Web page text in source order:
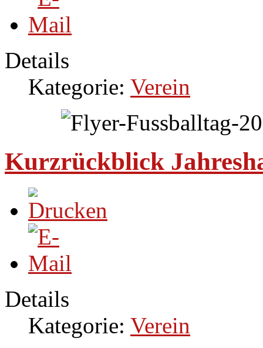
Details
Kategorie: Verein
Kurzrückblick
Details
Kategorie: Verein